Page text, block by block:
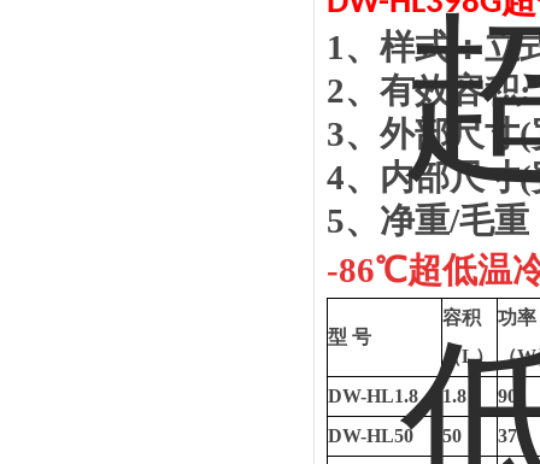
1、样式：立
2、有效容积:
3、外部尺寸(
4、内部尺寸(
5、净重/毛重
-86℃超低温
型 号
容积
（L）
功率
（W
DW-HL1.8
1.8
90
DW-HL50
50
370